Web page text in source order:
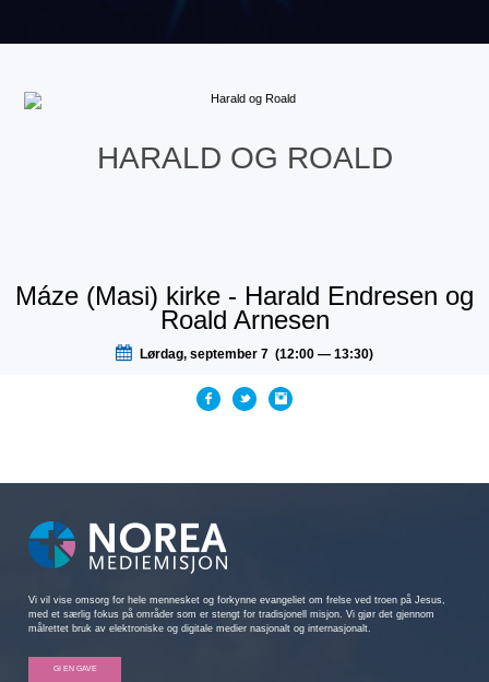
HARALD OG ROALD
Máze (Masi) kirke - Harald Endresen og
Roald Arnesen
Lørdag, september 7 (12:00 — 13:30)
Vi vil vise omsorg for hele mennesket og forkynne evangeliet om frelse ved troen på Jesus,
med et særlig fokus på områder som er stengt for tradisjonell misjon. Vi gjør det gjennom
målrettet bruk av elektroniske og digitale medier nasjonalt og internasjonalt.
GI EN GAVE